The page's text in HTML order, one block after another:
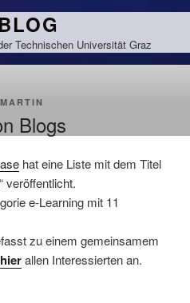
Technischen Universität Graz
MARTIN
Blogs
hat eine Liste mit dem Titel
“ veröffentlicht.
e-Learning mit 11
zu einem gemeinsamem
hierallen Interessierten an.